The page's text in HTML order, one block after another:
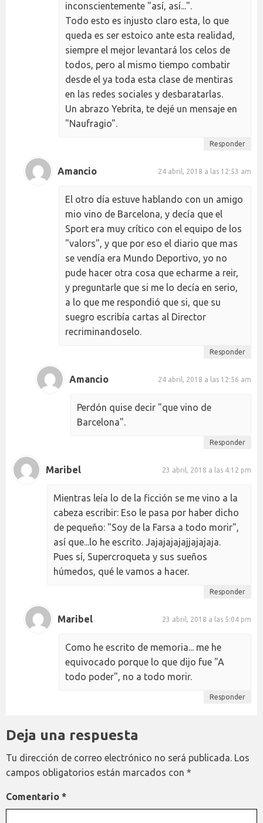
inconscientemente "así, así...".
Todo esto es injusto claro esta, lo que
queda es ser estoico ante esta realidad,
siempre el mejor levantará los celos de
todos, pero al mismo tiempo combatir
desde el ya toda esta clase de mentiras
en las redes sociales y desbaratarlas.
Un abrazo Yebrita, te dejé un mensaje en
"Naufragio".
Responder
Amancio 24 abril, 2018 a las 12:53 am
El otro día estuve hablando con un amigo
mio vino de Barcelona, y decía que el
Sport era muy crítico con el equipo de los
"valors", y que por eso el diario que mas
se vendía era Mundo Deportivo, yo no
pude hacer otra cosa que echarme a reir,
y preguntarle que si me lo decía en serio,
a lo que me respondió que si, que su
suegro escribía cartas al Director
recriminandoselo.
Responder
Amancio 24 abril, 2018 a las 12:56 am
Perdón quise decir "que vino de
Barcelona".
Responder
Maribel 23 abril, 2018 a las 4:12 pm
Mientras leía lo de la ficción se me vino a la
cabeza escribir: Eso le pasa por haber dicho
de pequeño: "Soy de la Farsa a todo morir",
así que...lo he escrito. Jajajajajajjajajaja.
Pues sí, Supercroqueta y sus sueños
húmedos, qué le vamos a hacer.
Responder
Maribel 23 abril, 2018 a las 5:04 pm
Como he escrito de memoria... me he
equivocado porque lo que dijo fue "A
todo poder", no a todo morir.
Responder
Deja una respuesta
Tu dirección de correo electrónico no será publicada. Los
campos obligatorios están marcados con *
Comentario *